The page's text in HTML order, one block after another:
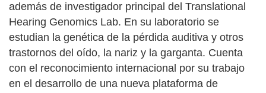
además de investigador principal del Translational
Hearing Genomics Lab. En su laboratorio se
estudian la genética de la pérdida auditiva y otros
trastornos del oído, la nariz y la garganta. Cuenta
con el reconocimiento internacional por su trabajo
en el desarrollo de una nueva plataforma de